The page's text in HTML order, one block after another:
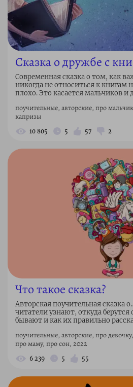
Сказка о дружбе с
Современная сказка о том, как
никогда не относиться к книгам
плохо. Это касается мальчиков и
поучительные, авторские, про
капризы
10 805 5 57 2
Что такое сказка?
Авторская поучительная сказка
читатели узнают, откуда берутся
бывают и как их правильно
поучительные, авторские, про
про маму, про сон, 2022
6 239 5 55